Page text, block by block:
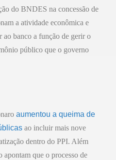
do BNDES na concessão de
a atividade econômica e
ao banco a função de gerir o
público que o governo
aumentou a queima de
ao incluir mais nove
dentro do PPI. Além
apontam que o processo de